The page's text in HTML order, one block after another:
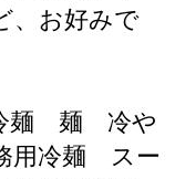
、お好みで
冷麺 麺 冷や
用冷麺 スー